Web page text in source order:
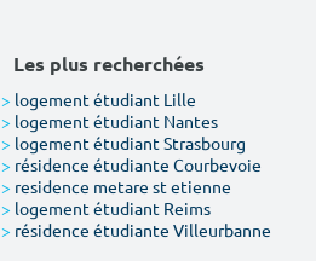
Les plus recherchées
> logement étudiant Lille
> logement étudiant Nantes
> logement étudiant Strasbourg
> résidence étudiante Courbevoie
> residence metare st etienne
> logement étudiant Reims
> résidence étudiante Villeurbanne